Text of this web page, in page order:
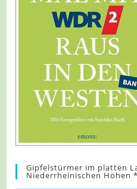
Gipfelstürmer im platten
Niederrheinischen Höhen